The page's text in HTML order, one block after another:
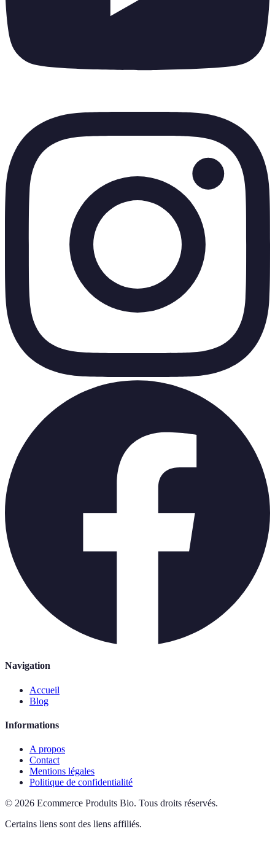
Navigation
Accueil
Blog
Informations
A propos
Contact
Mentions légales
Politique de confidentialité
© 2026 Ecommerce Produits Bio. Tous droits réservés.
Certains liens sont des liens affiliés.